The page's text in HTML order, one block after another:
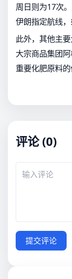
周日则为17次
伊朗指定航线
此外，其他主
大宗商品集团
重要化肥原料
评论 (0)
提交评论